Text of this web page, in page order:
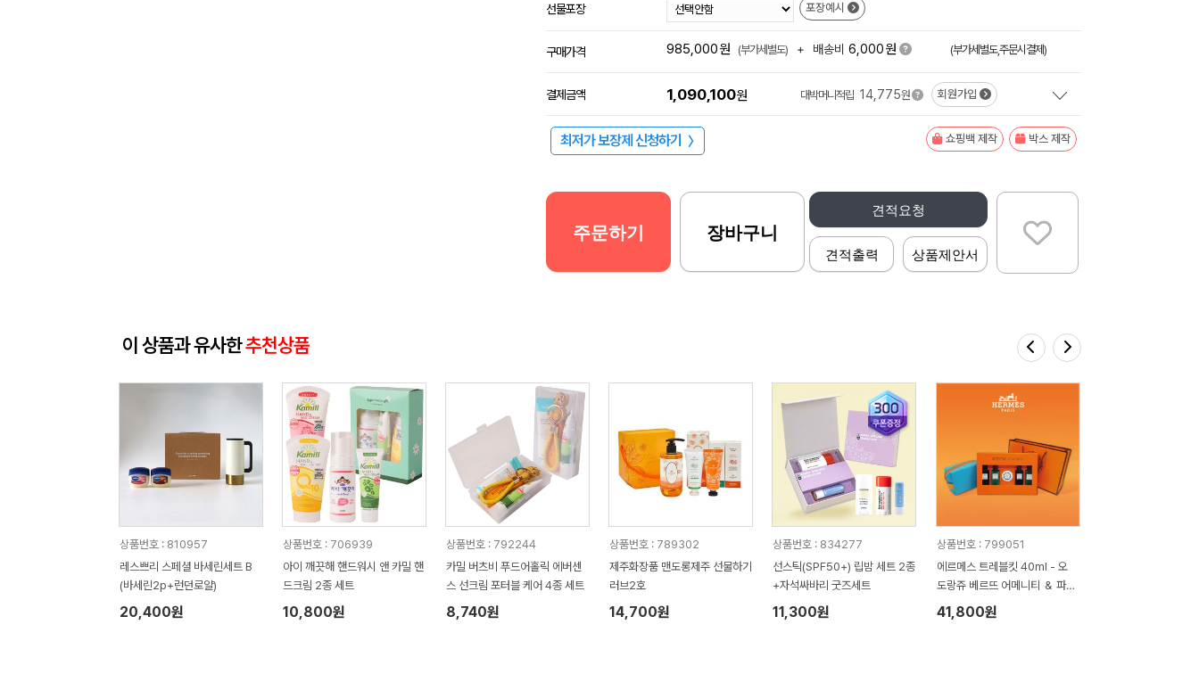
선물포장 포장예시
구매가격 985,000원 (부가세별도) + 배송비 6,000원 (부가세별도,주문시결제)
결제금액 1,090,100원 대박머니적립 14,775원 회원가입
최저가 보장제 신청하기 〉 쇼핑백 제작 박스 제작
견적요청
견적출력 상품제안서
주문하기 장바구니
이 상품과 유사한추천상품
상품번호 : 810957
레스쁘리 스페셜 바세린세트 B
(바세린2p+런던로얄)
20,400원
상품번호 : 706939
아이 깨끗해 핸드워시 앤 카밀 핸
드크림 2종 세트
10,800원
상품번호 : 792244
카밀 버츠비 푸드어홀릭 에버센
스 선크림 포터블 케어 4종 세트
8,740원
상품번호 : 789302
제주화장품 맨도롱제주 선물하기
러브2호
14,700원
상품번호 : 834277
선스틱(SPF50+) 립밤 세트 2종
+자석싸바리 굿즈세트
11,300원
상품번호 : 799051
에르메스 트레블킷 40ml - 오
도랑쥬 베르뜨 어메니티 ＆ 파우
치
41,800원